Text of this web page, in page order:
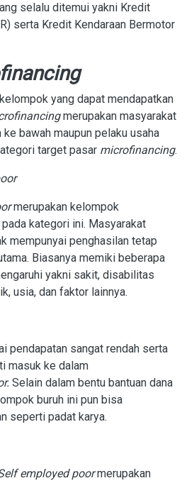
selalu ditemui yakni Kredit
serta Kredit Kendaraan Bermotor
yang dapat mendapatkan
merupakan masyarakat
bawah maupun pelaku usaha
target pasar microfinancing.
merupakan kelompok
kategori ini. Masyarakat
mempunyai penghasilan tetap
Biasanya memiki beberapa
yakni sakit, disabilitas
usia, dan faktor lainnya.
pendapatan sangat rendah serta
masuk ke dalam
Selain dalam bentu bantuan dana
buruh ini pun bisa
seperti padat karya.
employed poormerupakan